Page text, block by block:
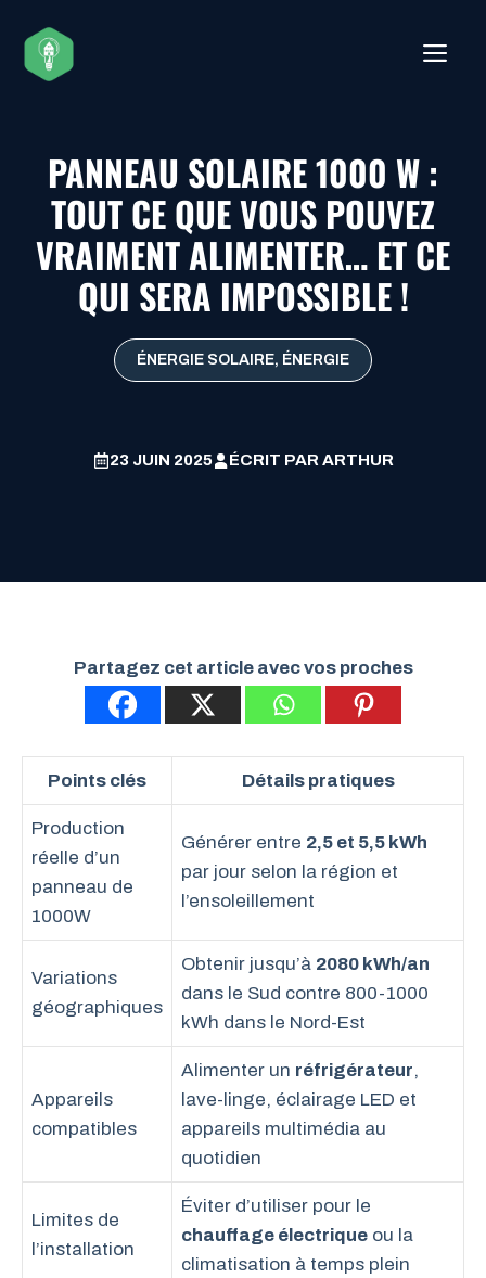
contenu
PANNEAU SOLAIRE 1000 W :
TOUT CE QUE VOUS POUVEZ
VRAIMENT ALIMENTER… ET CE
QUI SERA IMPOSSIBLE !
ÉNERGIE SOLAIRE, ÉNERGIE
23 JUIN 2025 ÉCRIT PAR ARTHUR
Partagez cet article avec vos proches
Points clés Détails pratiques
Production
réelle d’un
panneau de
1000W
Générer entre 2,5 et 5,5 kWh
par jour selon la région et
l’ensoleillement
Variations
géographiques
Obtenir jusqu’à 2080 kWh/an
dans le Sud contre 800-1000
kWh dans le Nord-Est
Appareils
compatibles
Alimenter un réfrigérateur,
lave-linge, éclairage LED et
appareils multimédia au
quotidien
Limites de
l’installation
Éviter d’utiliser pour le
chauffage électrique ou la
climatisation à temps plein